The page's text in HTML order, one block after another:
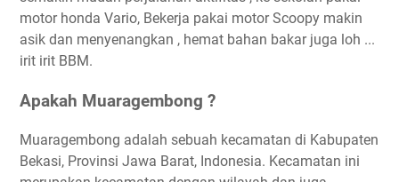
motor honda Vario, Bekerja pakai motor Scoopy makin
asik dan menyenangkan , hemat bahan bakar juga loh ...
irit irit BBM.
Apakah Muaragembong ?
Muaragembong adalah sebuah kecamatan di Kabupaten
Bekasi, Provinsi Jawa Barat, Indonesia. Kecamatan ini